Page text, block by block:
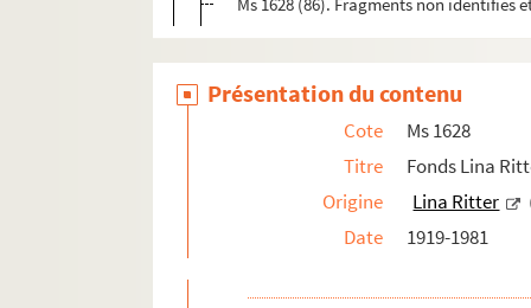
Présentation du contenu
Cote
Ms 1628
Titre
Fonds Lina
Origine
Lina Ritter
Date
1919-1981